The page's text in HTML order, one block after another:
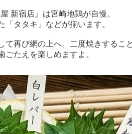
新宿店』は宮崎地鶏が自慢。
タタキ」などが揃います。
て再び網の上へ。二度焼きすること
たえを楽しめますよ。